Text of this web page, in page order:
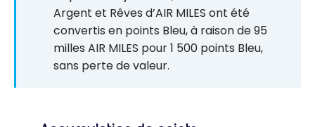
Argent et Rêves d’AIR MILES ont été
convertis en points Bleu, à raison de 95
milles AIR MILES pour 1 500 points Bleu,
sans perte de valeur.